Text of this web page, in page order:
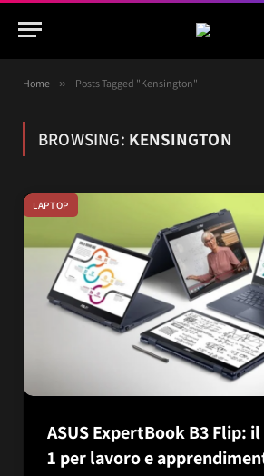
Home » Posts Tagged "Kensington"
BROWSING: KENSINGTON
LAPTOP
ASUS ExpertBook B3 Flip:
1 per lavoro e